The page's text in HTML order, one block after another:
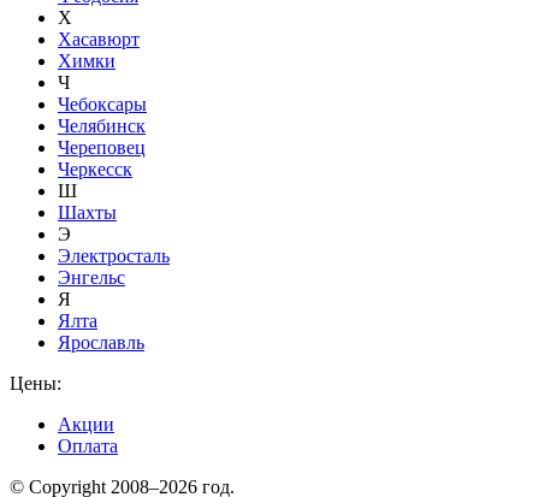
Х
Хасавюрт
Химки
Ч
Чебоксары
Челябинск
Череповец
Черкесск
Ш
Шахты
Э
Электросталь
Энгельс
Я
Ялта
Ярославль
Цены:
Акции
Оплата
© Copyright 2008–2026 год.